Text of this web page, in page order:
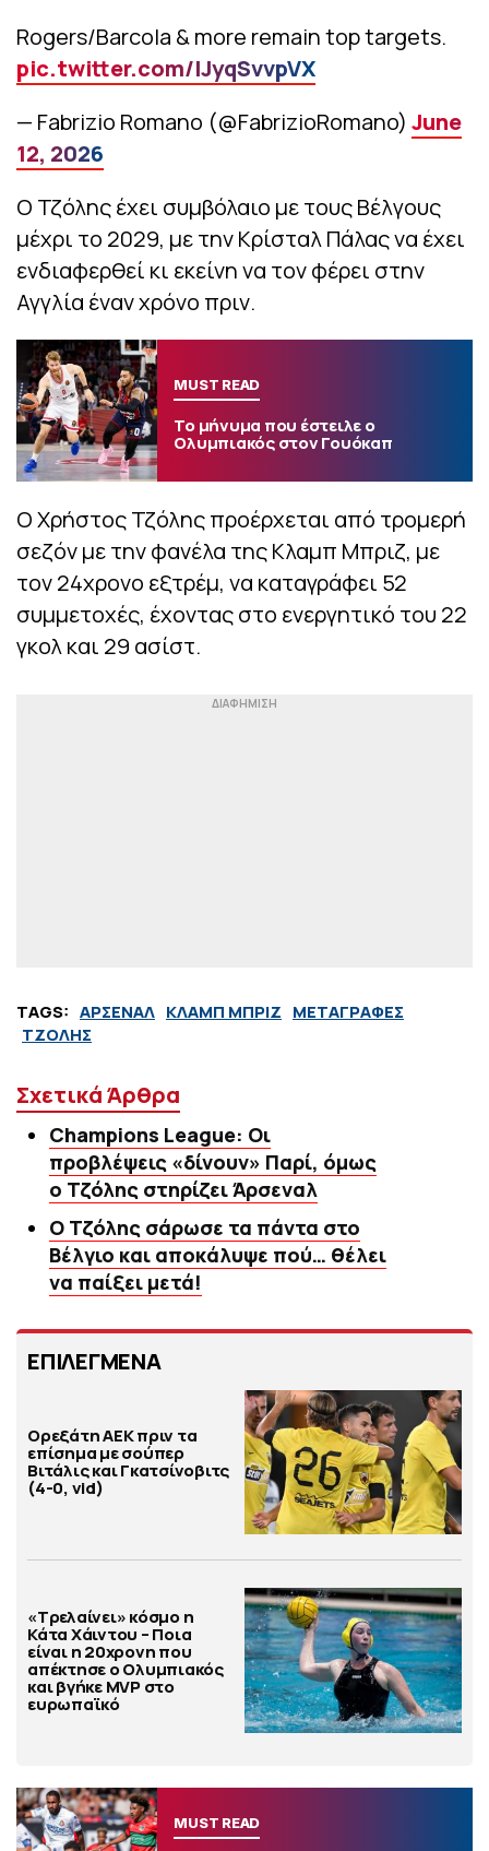
Rogers/Barcola & more remain top targets.
pic.twitter.com/lJyqSvvpVX
— Fabrizio Romano (@FabrizioRomano) June
12, 2026
Ο Τζόλης έχει συμβόλαιο με τους Βέλγους
μέχρι το 2029, με την Κρίσταλ Πάλας να έχει
ενδιαφερθεί κι εκείνη να τον φέρει στην
Αγγλία έναν χρόνο πριν.
MUST READ
Το μήνυμα που έστειλε ο
Ολυμπιακός στον Γουόκαπ
Ο Χρήστος Τζόλης προέρχεται από τρομερή
σεζόν με την φανέλα της Κλαμπ Μπριζ, με
τον 24χρονο εξτρέμ, να καταγράφει 52
συμμετοχές, έχοντας στο ενεργητικό του 22
γκολ και 29 ασίστ.
TAGS: ΑΡΣΕΝΑΛ ΚΛΑΜΠ ΜΠΡΙΖ ΜΕΤΑΓΡΑΦΕΣ
ΤΖΟΛΗΣ
Σχετικά Άρθρα
Champions League: Οι
προβλέψεις «δίνουν» Παρί, όμως
ο Τζόλης στηρίζει Άρσεναλ
Ο Τζόλης σάρωσε τα πάντα στο
Βέλγιο και αποκάλυψε πού… θέλει
να παίξει μετά!
ΕΠΙΛΕΓΜΕΝΑ
Ορεξάτη ΑΕΚ πριν τα
επίσημα με σούπερ
Βιτάλις και Γκατσίνοβιτς
(4-0, vid)
«Τρελαίνει» κόσμο η
Κάτα Χάιντου – Ποια
είναι η 20χρονη που
απέκτησε ο Ολυμπιακός
και βγήκε MVP στο
ευρωπαϊκό
MUST READ